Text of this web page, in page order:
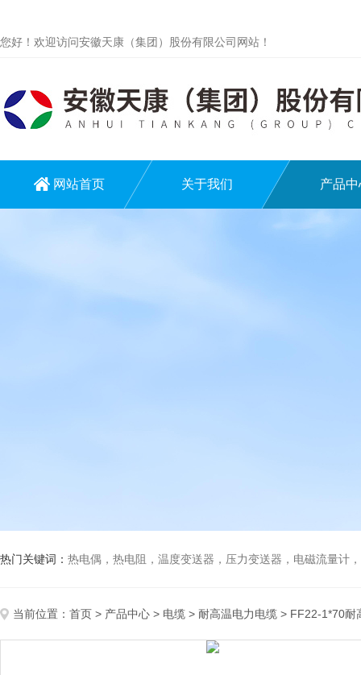
您好！欢迎访问安徽天康（集团）股份有限公司网站！
网站首页 关于我们 产品中
热门关键词： 热电偶，热电阻，温度变送器，压力变送器，电磁流量计，
当前位置： 首页 > 产品中心 > 电缆 > 耐高温电力电缆 > FF22-1*70耐